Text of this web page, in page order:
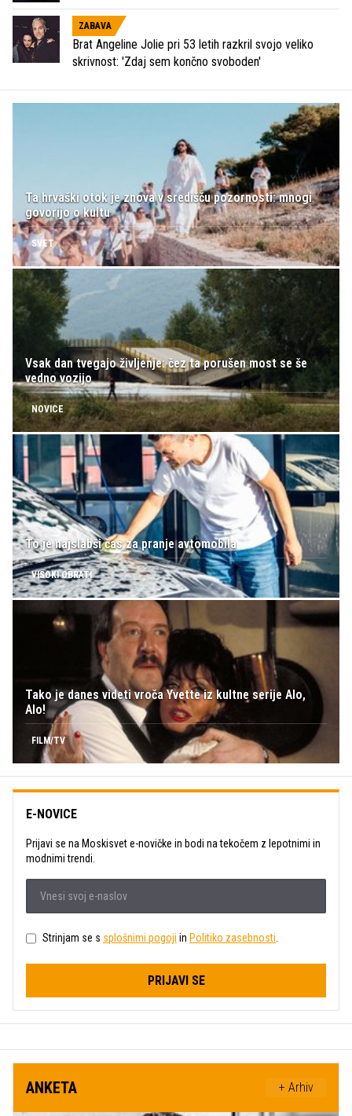
ZABAVA
Brat Angeline Jolie pri 53 letih razkril svojo veliko
skrivnost: 'Zdaj sem končno svoboden'
Ta hrvaški otok je znova v središču pozornosti: mnogi
govorijo o kultu
SVET
Vsak dan tvegajo življenje: čez ta porušen most se še
vedno vozijo
NOVICE
To je najslabši čas za pranje avtomobila
VISOKI OBRATI
Tako je danes videti vroča Yvette iz kultne serije Alo,
Alo!
FILM/TV
E-NOVICE
Prijavi se na Moskisvet e-novičke in bodi na tekočem z lepotnimi in
modnimi trendi.
Strinjam se s splošnimi pogoji in Politiko zasebnosti.
PRIJAVI SE
ANKETA + Arhiv